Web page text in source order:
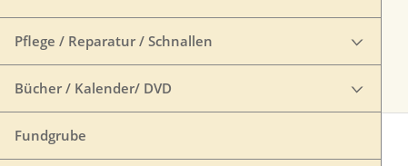
Pflege / Reparatur / Schnallen
Bücher / Kalender/ DVD
Fundgrube